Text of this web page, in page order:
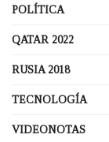
POLÍTICA
QATAR 2022
RUSIA 2018
TECNOLOGÍA
VIDEONOTAS